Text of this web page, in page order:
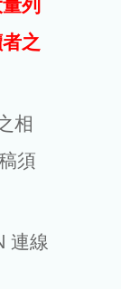
之
相
須
連線